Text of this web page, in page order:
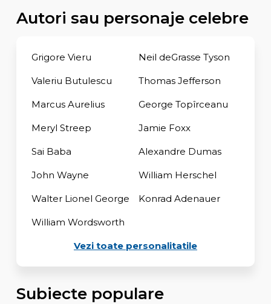
Autori sau personaje celebre
Grigore Vieru Neil deGrasse Tyson
Valeriu Butulescu Thomas Jefferson
Marcus Aurelius George Topîrceanu
Meryl Streep Jamie Foxx
Sai Baba Alexandre Dumas
John Wayne William Herschel
Walter Lionel George Konrad Adenauer
William Wordsworth
Vezi toate personalitatile
Subiecte populare